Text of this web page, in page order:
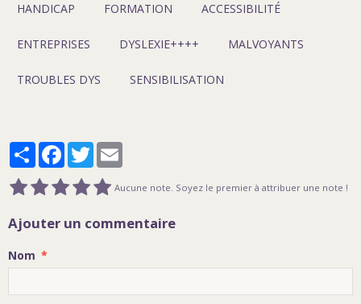
HANDICAP FORMATION ACCESSIBILITÉ
ENTREPRISES DYSLEXIE++++ MALVOYANTS
TROUBLES DYS SENSIBILISATION
PartagerFacebook
Twitter
Aucune note. Soyez le premier à attribuer une note !
Ajouter un commentaire
Nom